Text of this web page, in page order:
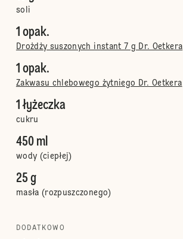
soli
1 opak.
Drożdży suszonych instant 7 g Dr. Oetkera
1 opak.
Zakwasu chlebowego żytniego Dr. Oetkera
1 łyżeczka
cukru
450 ml
wody (ciepłej)
25 g
masła (rozpuszczonego)
DODATKOWO